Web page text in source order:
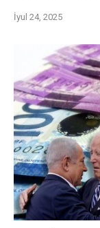
İyul 24, 2025